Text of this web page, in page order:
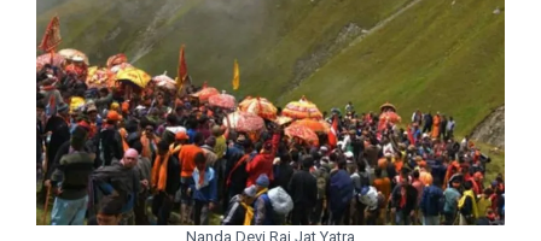
Nanda Devi Raj Jat Yatra